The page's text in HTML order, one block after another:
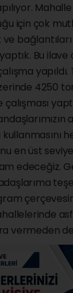
için çok
yaptık. Bu
4250
en üst
edeceğiz.
vermeden